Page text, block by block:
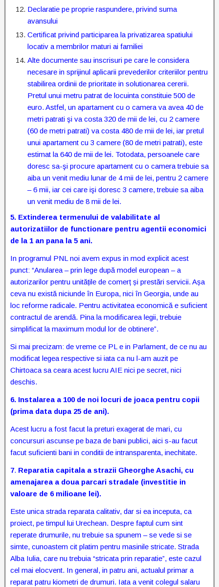
Declaratie pe proprie raspundere, privind suma
avansului
Certificat privind participarea la privatizarea spatiului
locativ a membrilor maturi ai familiei
Alte documente sau inscrisuri pe care le considera
necesare in sprijinul aplicarii prevederilor criteriilor pentru
stabilirea ordinii de prioritate in solutionarea cererii.
Pretul unui metru patrat de locuinta constituie 500 de
euro. Astfel, un apartament cu o camera va avea 40 de
metri patrati şi va costa 320 de mii de lei, cu 2 camere
(60 de metri patrati) va costa 480 de mii de lei, iar pretul
unui apartament cu 3 camere (80 de metri patrati), este
estimat la 640 de mii de lei. Totodata, persoanele care
doresc sa-şi procure apartament cu o camera trebuie sa
aiba un venit mediu lunar de 4 mii de lei, pentru 2 camere
– 6 mii, iar cei care işi doresc 3 camere, trebuie sa aiba
un venit mediu de 8 mii de lei.
5. Extinderea termenului de valabilitate al
autorizatiilor de functionare pentru agentii economici
de la 1 an pana la 5 ani.
In programul PNL noi avem expus in mod explicit acest
punct: “Anularea – prin lege după model european – a
autorizarilor pentru unitățile de comerț și prestări servicii. Așa
ceva nu există niciunde în Europa, nici în Georgia, unde au
loc reforme radicale. Pentru activitatea economică e suficient
contractul de arendă. Pina la modificarea legii, trebuie
simplificat la maximum modul lor de obtinere”.
Si mai precizam: de vreme ce PL e in Parlament, de ce nu au
modificat legea respective si iata ca nu l-am auzit pe
Chirtoaca sa ceara acest lucru AIE nici pe secret, nici
deschis.
6. Instalarea a 100 de noi locuri de joaca pentru copii
(prima data dupa 25 de ani).
Acest lucru a fost facut la preturi exagerat de mari, cu
concursuri ascunse pe baza de bani publici, aici s-au facut
facut suficienti bani in conditii de intransparenta, inechitate.
7. Reparatia capitala a strazii Gheorghe Asachi, cu
amenajarea a doua parcari stradale (investitie in
valoare de 6 milioane lei).
Este unica strada reparata calitativ, dar si ea inceputa, ca
proiect, pe timpul lui Urechean. Despre faptul cum sint
reperate drumurile, nu trebuie sa spunem – se vede si se
simte, cunoastem cit platim pentru masinile stricate. Strada
Alba Iulia, care nu trebuia “stricata prin reparatie”, este cazul
cel mai elocvent. In general, in patru ani, actualul primar a
reparat patru kiometri de drumuri. Iata a venit colegul salaru